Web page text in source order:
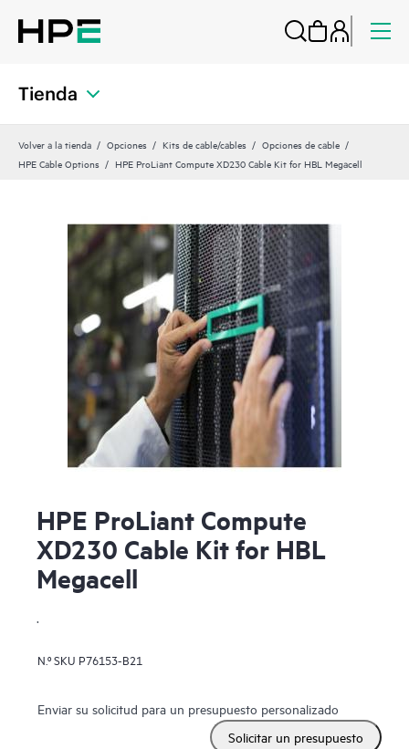
Tienda
Volver a la tienda Opciones Kits de cable/cables
Opciones de cable
HPE Cable Options
HPE ProLiant Compute XD230 Cable Kit for HBL Megacell
HPE ProLiant Compute
XD230 Cable Kit for HBL
Megacell
.
N.º SKU P76153-B21
Enviar su solicitud para un presupuesto personalizado
Solicitar un presupuesto